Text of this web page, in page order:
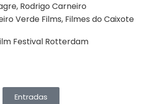
Rodrigo Carneiro
Verde Films, Filmes do Caixote
Festival Rotterdam
Entradas